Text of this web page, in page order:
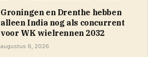
Groningen en Drenthe hebben
alleen India nog als concurrent
voor WK wielrennen 2032
augustus 6, 2026